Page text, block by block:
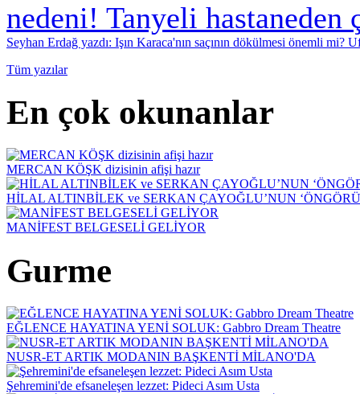
Seyhan Erdağ yazdı: Işın Karaca'nın saçının dökülmesi önemli mi?
Tüm yazılar
En çok okunanlar
MERCAN KÖŞK dizisinin afişi hazır
HİLAL ALTINBİLEK ve SERKAN ÇAYOĞLU’NUN
MANİFEST BELGESELİ GELİYOR
Gurme
EĞLENCE HAYATINA YENİ SOLUK: Gabbro Dream Theatre
NUSR-ET ARTIK MODANIN BAŞKENTİ MİLANO'DA
Şehremini'de efsaneleşen lezzet: Pideci Asım Usta